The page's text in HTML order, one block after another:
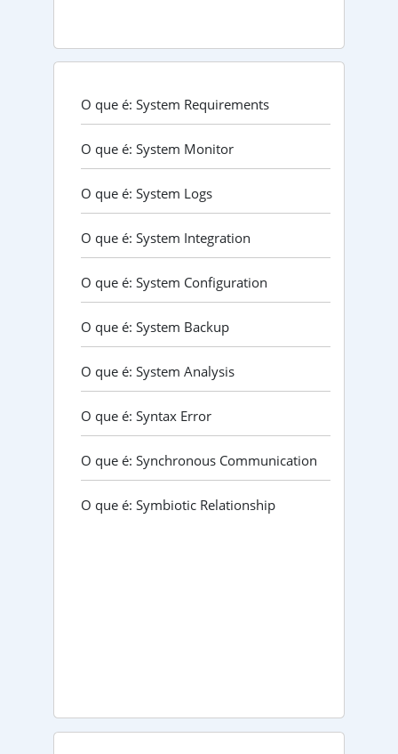
O que é: System Requirements
O que é: System Monitor
O que é: System Logs
O que é: System Integration
O que é: System Configuration
O que é: System Backup
O que é: System Analysis
O que é: Syntax Error
O que é: Synchronous Communication
O que é: Symbiotic Relationship